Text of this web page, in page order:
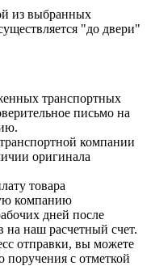
из выбранных
"до двери"
транспортных
письмо на
компании
оригинала
товара
компанию
дней после
на наш расчетный счет.
отправки, вы можете
с отметкой